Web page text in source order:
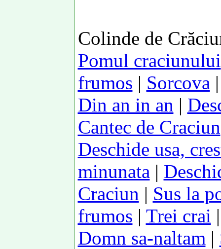
Colinde de
Pomul craciunului
frumos | Sorcova
Din an in an |
Cantec de Craciun
Deschide usa,
minunata |
Craciun | Sus la
frumos | Trei crai
Domn sa-naltam |